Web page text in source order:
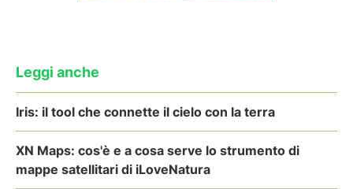
Leggi anche
Iris: il tool che connette il cielo con la terra
XN Maps: cos'è e a cosa serve lo strumento di
mappe satellitari di iLoveNatura